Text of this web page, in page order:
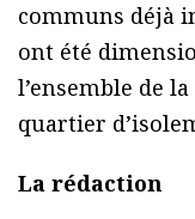
communs déjà
ont été
l’ensemble de
quartier
La rédaction